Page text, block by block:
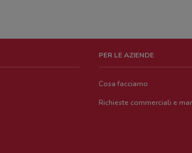
PER LE AZIENDE
Cosa facciamo
Richieste commerciali e